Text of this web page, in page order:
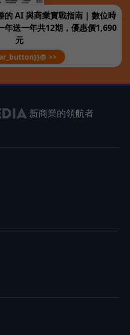
的 AI 與商業實戰指南 | 數位時
年送一年共12期，優惠價1,690
元
>>
新商業的領航者